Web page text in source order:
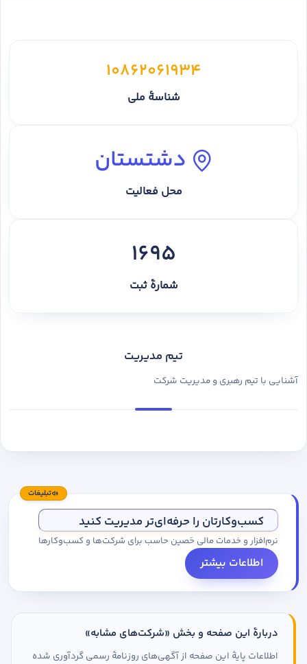
10862061934
شناسهٔ ملی
دشتستان
محل فعالیت
1695
شمارهٔ ثبت
تیم مدیریت
آشنایی با تیم رهبری و مدیریت شرکت
تبلیغات
کسب‌وکارتان را حرفه‌ای‌تر مدیریت کنید
نرم‌افزار و خدمات مالی حَصین حاسب برای شرکت‌ها و کسب‌وکارها
اطلاعات بیشتر
دربارهٔ این صفحه و بخش «شرکت‌های مشابه»
اطلاعات پایهٔ این صفحه از آگهی‌های روزنامهٔ رسمی گردآوری شده